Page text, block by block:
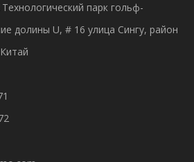
парк гольф-
долины U, # 16 улица Сингу, район